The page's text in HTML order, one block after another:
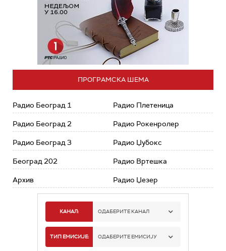
ПРОГРАМСКА ШЕМА
Радио Београд 1
Радио Београд 2
Радио Београд 3
Београд 202
Архив
Радио Плетеница
Радио Рокенролер
Радио Џубокс
Радио Вртешка
Радио Џезер
КАНАЛ: ОДАБЕРИТЕ КАНАЛ
РАДИО БЕОГРАД 1
ТИП ЕМИСИЈЕ: ОДАБЕРИТЕ ЕМИСИЈУ